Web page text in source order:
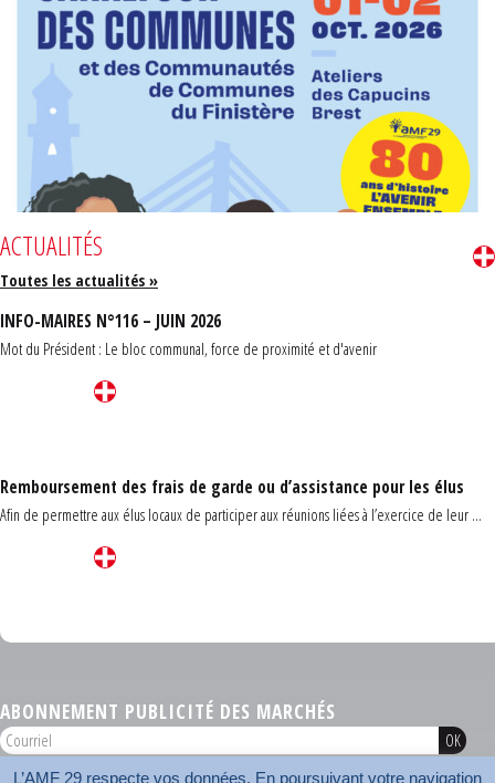
ACTUALITÉS
Toutes les actualités »
INFO-MAIRES N°116 – JUIN 2026
Mot du Président : Le bloc communal, force de proximité et d'avenir
Remboursement des frais de garde ou d’assistance pour les élus
Afin de permettre aux élus locaux de participer aux réunions liées à l’exercice de leur ...
ABONNEMENT PUBLICITÉ DES MARCHÉS
L’AMF 29 respecte vos données. En poursuivant votre navigation